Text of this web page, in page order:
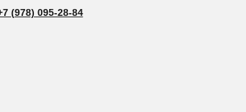
(978) 095-28-84